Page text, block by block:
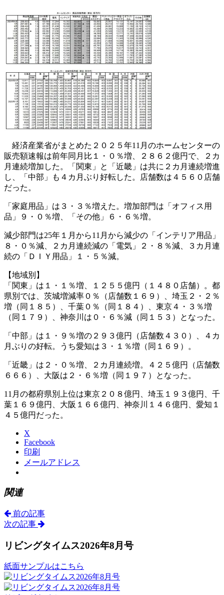
経済産業省がまとめた２０２５年11月のホームセンターの
販売額速報は前年同月比１・０％増、２８６２億円で、２カ
月連続増加した。「関東」と「近畿」は共に２カ月連続増進
し、「中部」も４カ月ぶり好転した。店舗数は４５６０店舗
だった。
「家庭用品」は３・３％増えた。増加部門は「オフィス用
品」９・０％増、「その他」６・６％増。
減少部門は25年１月から11月から減少の「インテリア用品」
８・０％減、２カ月連続減の「電気」２・８％減、３カ月連
続の「ＤＩＹ用品」１・５％減。
【地域別】
「関東」は１・１％増、１２５５億円（１４８０店舗）。都
県別では、茨城増減率０％（店舗数１６９）、埼玉２・２％
増（同１８５）、千葉０％（同１８４）、東京４・３％増
（同１７９）、神奈川は０・６％減（同１５３）となった。
「中部」は１・９％増の２９３億円（店舗数４３０）、４カ
月ぶりの好転。うち愛知は３・１％増（同１６９）。
「近畿」は２・０％増、２カ月連続増。４２５億円（店舗数
６６６）、大阪は２・６％増（同１９７）となった。
11月の都府県別上位は東京２０８億円、埼玉１９３億円、千
葉１６９億円、大阪１６６億円、神奈川１４６億円、愛知１
４５億円だった。
X
Facebook
印刷
メールアドレス
関連
前の記事
次の記事
リビングタイムス2026年8月号
紙面サンプルはこちら